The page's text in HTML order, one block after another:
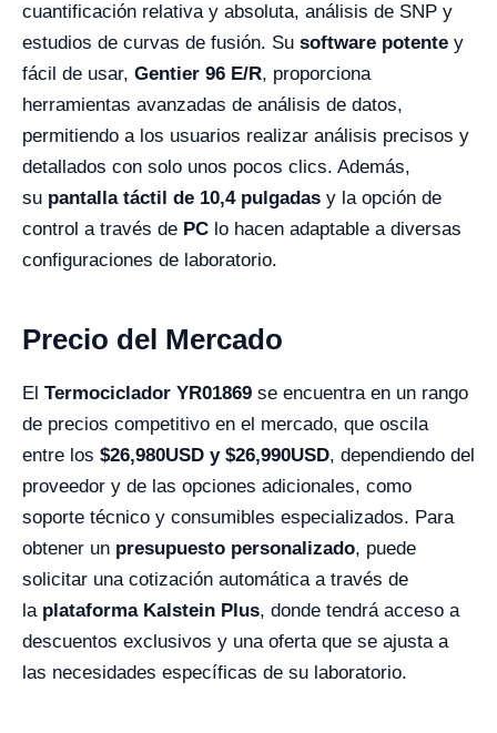
cuantificación relativa y absoluta, análisis de SNP y
estudios de curvas de fusión. Su software potente y
fácil de usar, Gentier 96 E/R, proporciona
herramientas avanzadas de análisis de datos,
permitiendo a los usuarios realizar análisis precisos y
detallados con solo unos pocos clics. Además,
su pantalla táctil de 10,4 pulgadas y la opción de
control a través de PC lo hacen adaptable a diversas
configuraciones de laboratorio.
Precio del Mercado
El Termociclador YR01869 se encuentra en un rango
de precios competitivo en el mercado, que oscila
entre los $26,980USD y $26,990USD, dependiendo del
proveedor y de las opciones adicionales, como
soporte técnico y consumibles especializados. Para
obtener un presupuesto personalizado, puede
solicitar una cotización automática a través de
la plataforma Kalstein Plus, donde tendrá acceso a
descuentos exclusivos y una oferta que se ajusta a
las necesidades específicas de su laboratorio.